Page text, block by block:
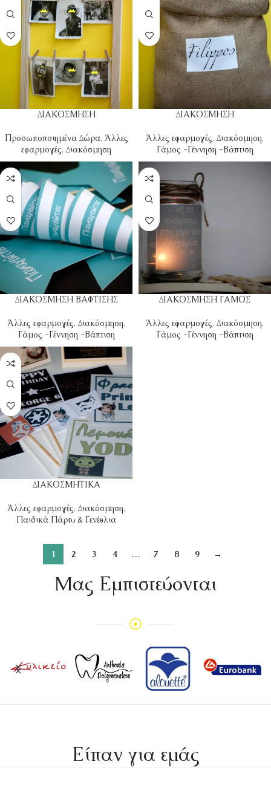
ΔΙΑΚΟΣΜΗΣΗ
Προσωποποιημένα Δώρα, Άλλες
εφαρμογές, Διακόσμηση
ΔΙΑΚΟΣΜΗΣΗ
Άλλες εφαρμογές, Διακόσμηση,
Γάμος -Γέννηση -Βάπτιση
ΔΙΑΚΟΣΜΗΣΗ ΒΑΦΤΙΣΗΣ
Άλλες εφαρμογές, Διακόσμηση,
Γάμος -Γέννηση -Βάπτιση
ΔΙΑΚΟΣΜΗΣΗ ΓΑΜΟΣ
Άλλες εφαρμογές, Διακόσμηση,
Γάμος -Γέννηση -Βάπτιση
ΔΙΑΚΟΣΜΗΤΙΚΑ
Άλλες εφαρμογές, Διακόσμηση,
Παιδικά Πάρτυ & Γενέθλια
1 2 3 4 … 7 8 9 →
Mας Εμπιστεύονται
Είπαν για εμάς